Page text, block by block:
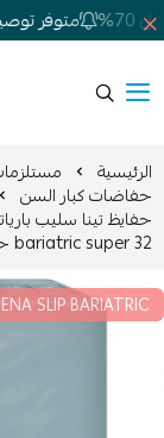
متوفر
الرئيسية
حفاضات كبار السن
bariatric super 32 حفاضة XXL
SLIP BARIATRIC